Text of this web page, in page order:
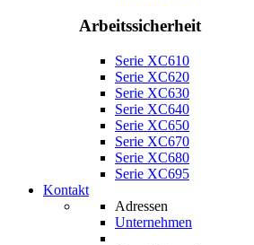
Arbeitssicherheit
Serie XC610
Serie XC620
Serie XC630
Serie XC640
Serie XC650
Serie XC670
Serie XC680
Serie XC695
Kontakt
Adressen
Unternehmen